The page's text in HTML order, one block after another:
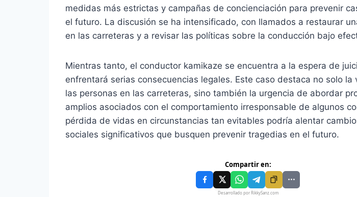
medidas más estrictas y campañas de concienciación para prevenir
el futuro. La discusión se ha intensificado, con llamados a restaurar
en las carreteras y a revisar las políticas sobre la conducción bajo
Mientras tanto, el conductor kamikaze se encuentra a la espera de
enfrentará serias consecuencias legales. Este caso destaca no solo la
las personas en las carreteras, sino también la urgencia de abordar
amplios asociados con el comportamiento irresponsable de algunos
pérdida de vidas en circunstancias tan evitables podría alentar
sociales significativos que busquen prevenir tragedias en el futuro.
Compartir en:
Desarrollado por RikkySanz.com